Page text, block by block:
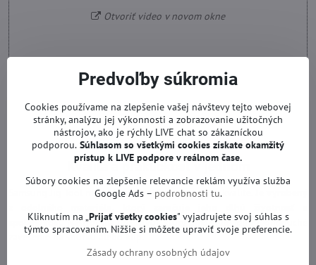
Otvoriť video v novom okne
Kvalita a praktickosť v jednom
Samsung Jig Tool nie je len o funkčnosti, ale aj o kvalite.
spoľahlivosť.Nástroj má tiež otvor, ktorý umožňuje jeho jednoduché
zavesenie na šnúrku alebo klip.
Predvoľby súkromia
Cookies používame na zlepšenie vašej návštevy tejto webovej
stránky, analýzu jej výkonnosti a zobrazovanie užitočných
nástrojov, ako je rýchly LIVE chat so zákazníckou
podporou. Súhlasom so všetkými cookies získate okamžitý
prístup k LIVE podpore v reálnom čase.
Súbory cookies na zlepšenie relevancie reklám využíva služba
Google Ads – podrobnosti tu.
Kliknutím na „ Prijať všetky cookies" vyjadrujete svoj súhlas s
týmto spracovaním. Nižšie si môžete upraviť svoje preferencie.
Zásady ochrany osobných údajov